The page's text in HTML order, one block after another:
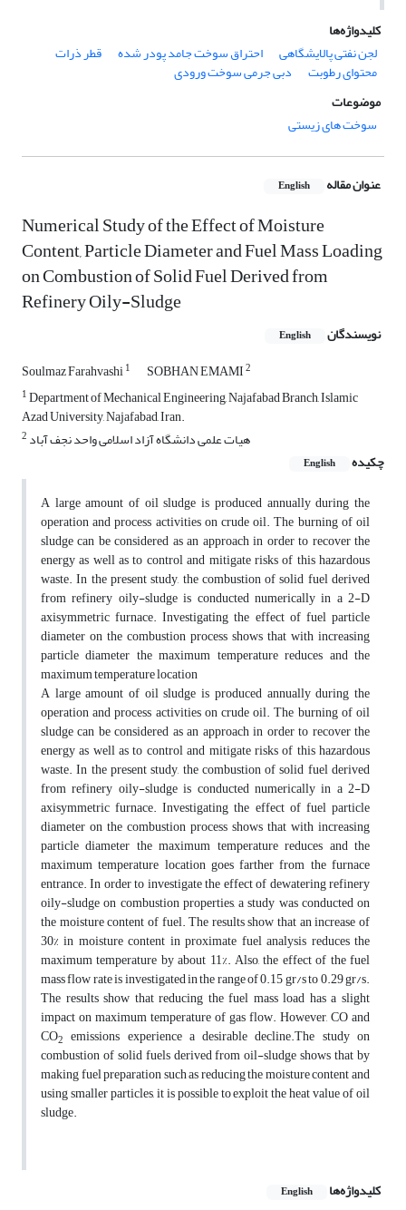
کلیدواژه‌ها
لجن نفتی پالایشگاهی
احتراق سوخت جامد پودر شده قطر ذرات
محتوای رطوبت
دبی جرمی سوخت ورودی
موضوعات
سوخت های زیستی
عنوان مقاله English
Numerical Study of the Effect of Moisture
Content, Particle Diameter and Fuel Mass Loading
on Combustion of Solid Fuel Derived from
Refinery Oily-Sludge
نویسندگان English
Soulmaz Farahvashi1 SOBHAN EMAMI2
1Department of Mechanical Engineering, Najafabad Branch, Islamic
Azad University, Najafabad, Iran.
2 هیات علمی دانشگاه آزاد اسلامی واحد نجف آباد
چکیده
English
A large amount of oil sludge is produced annually during the
operation and process activities on crude oil. The burning of oil
sludge can be considered as an approach in order to recover the
energy as well as to control and mitigate risks of this hazardous
waste. In the present study, the combustion of solid fuel derived
from refinery oily-sludge is conducted numerically in a 2-D
axisymmetric furnace. Investigating the effect of fuel particle
diameter on the combustion process shows that with increasing
particle diameter the maximum temperature reduces and the
maximum temperature location
A large amount of oil sludge is produced annually during the
operation and process activities on crude oil. The burning of oil
sludge can be considered as an approach in order to recover the
energy as well as to control and mitigate risks of this hazardous
waste. In the present study, the combustion of solid fuel derived
from refinery oily-sludge is conducted numerically in a 2-D
axisymmetric furnace. Investigating the effect of fuel particle
diameter on the combustion process shows that with increasing
particle diameter the maximum temperature reduces and the
maximum temperature location goes farther from the furnace
entrance. In order to investigate the effect of dewatering refinery
oily-sludge on combustion properties, a study was conducted on
the moisture content of fuel. The results show that an increase of
30% in moisture content in proximate fuel analysis reduces the
maximum temperature by about 11%. Also, the effect of the fuel
mass flow rate is investigated in the range of 0.15 gr/s to 0.29 gr/s.
The results show that reducing the fuel mass load has a slight
impact on maximum temperature of gas flow. However, CO and
CO2 emissions experience a desirable decline.The study on
combustion of solid fuels derived from oil-sludge shows that by
making fuel preparation such as reducing the moisture content and
using smaller particles, it is possible to exploit the heat value of oil
sludge.
کلیدواژه‌ها English